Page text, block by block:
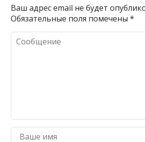
Ваш адрес email не будет
Обязательные поля помечены*